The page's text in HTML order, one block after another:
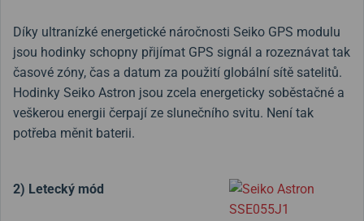
Díky ultranízké energetické náročnosti Seiko GPS modulu
jsou hodinky schopny přijímat GPS signál a rozeznávat tak
časové zóny, čas a datum za použití globální sítě satelitů.
Hodinky Seiko Astron jsou zcela energeticky soběstačné a
veškerou energii čerpají ze slunečního svitu. Není tak
potřeba měnit baterii.
2) Letecký mód